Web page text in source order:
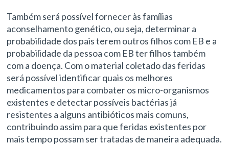
Também será possível fornecer às famílias
aconselhamento genético, ou seja, determinar a
probabilidade dos pais terem outros filhos com EB e a
probabilidade da pessoa com EB ter filhos também
com a doença. Com o material coletado das feridas
será possível identificar quais os melhores
medicamentos para combater os micro-organismos
existentes e detectar possíveis bactérias já
resistentes a alguns antibióticos mais comuns,
contribuindo assim para que feridas existentes por
mais tempo possam ser tratadas de maneira adequada.